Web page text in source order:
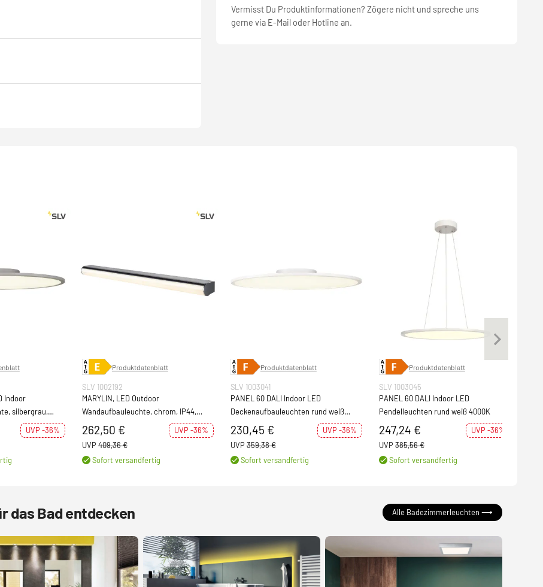
Vermisst Du Produktinformationen? Zögere nicht und spreche uns
gerne via E-Mail oder Hotline an.
Indoor
silbergrau,
UVP -36%
Produktdatenblatt
SLV 1002192
MARYLIN, LED Outdoor
Wandaufbauleuchte, chrom, IP44,
3000K, 21W
262,50 €
UVP -36%
UVP 409,36 €
Sofort versandfertig
Produktdatenblatt
SLV 1003041
PANEL 60 DALI Indoor LED
Deckenaufbauleuchten rund weiß
4000K
230,45 €
UVP -36%
UVP 359,38 €
Sofort versandfertig
Produktdatenblatt
SLV 1003045
PANEL 60 DALI Indoor LED
Pendelleuchten rund weiß 4000K
247,24 €
UVP -36%
UVP 385,56 €
Sofort versandfertig
das Bad entdecken Alle Badezimmerleuchten ⟶